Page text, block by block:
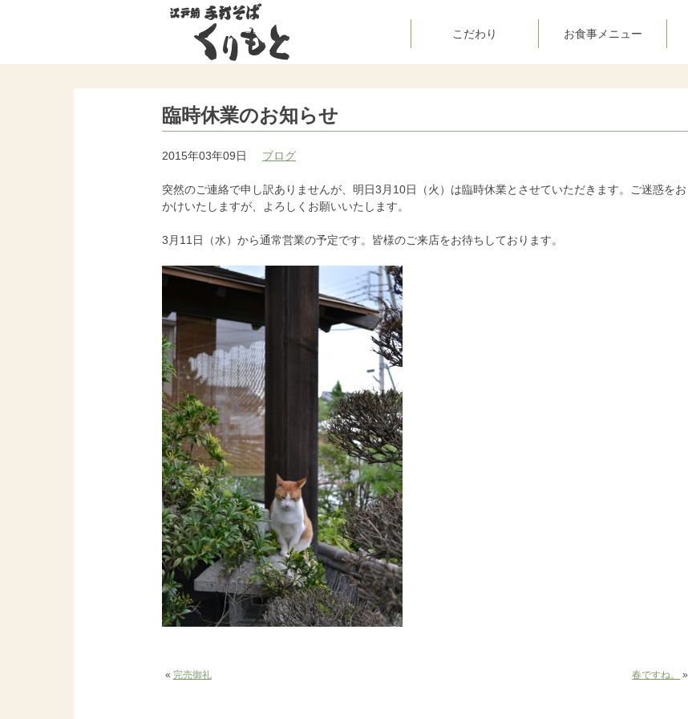
こだわり お食事メニュー
臨時休業のお知らせ
2015年03年09日 ブログ
突然のご連絡で申し訳ありませんが、明日3月10日（火）は臨時休業とさせていただきます。ご迷惑をお
かけいたしますが、よろしくお願いいたします。
3月11日（水）から通常営業の予定です。皆様のご来店をお待ちしております。
« 完売御礼 春ですね。 »